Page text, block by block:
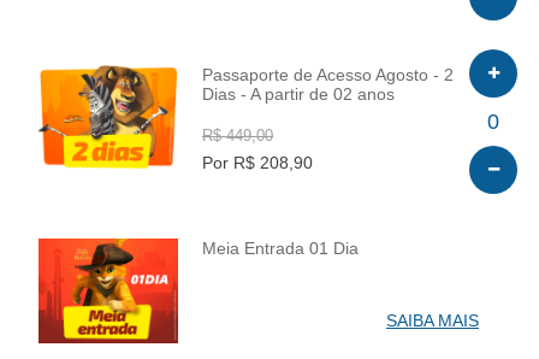
INFO
Passaporte de Acesso Agosto - 2
Dias - A partir de 02 anos
R$ 449,00
Por R$ 208,90
0
INFO
Meia Entrada 01 Dia
SAIBA MAIS